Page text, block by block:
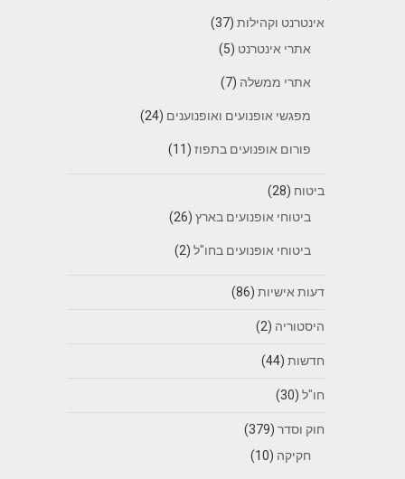
אינטרנט וקהילות(37)
אתרי אינטרנט(5)
אתרי ממשלה(7)
מפגשי אופנועים ואופנוענים(24)
פורום אופנועים בתפוז (11)
(28)
ביטוחי אופנועים בארץ(26)
ביטוחי אופנועים בחו"ל (2)
דעות אישיות(86)
היסטוריה(2)
חדשות(44)
חוק וסדר(379)
חקיקה(10)